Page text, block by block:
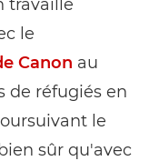
travaille
le
Canon au
de réfugiés en
le
sûr qu'avec